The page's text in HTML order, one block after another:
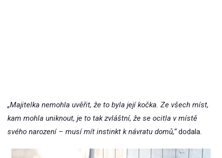
„Majitelka nemohla uvěřit, že to byla její kočka. Ze všech míst,
kam mohla uniknout, je to tak zvláštní, že se ocitla v místě
svého narození – musí mít instinkt k návratu domů,“dodala.